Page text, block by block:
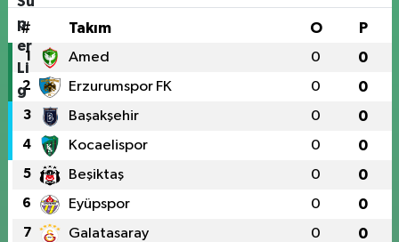
# Takım O P
1 Amed 0 0
2 Erzurumspor FK 0 0
3 Başakşehir 0 0
4 Kocaelispor 0 0
5 Beşiktaş 0 0
6 Eyüpspor 0 0
7 Galatasaray 0 0